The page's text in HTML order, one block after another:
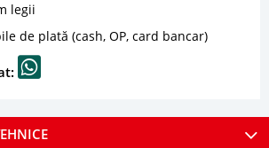
legii
de plată (cash, OP, card bancar)